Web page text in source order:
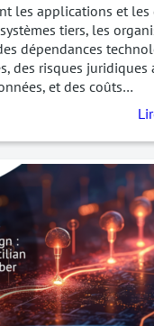
les applications et les
tiers, les
dépendances
des risques juridiques
et des coûts…